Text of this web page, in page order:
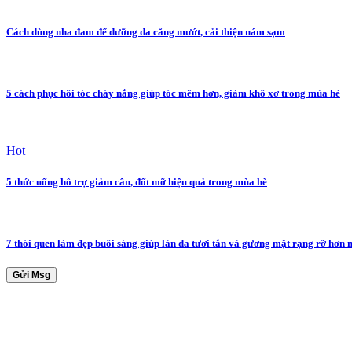
Cách dùng nha đam để dưỡng da căng mướt, cải thiện nám sạm
5 cách phục hồi tóc cháy nắng giúp tóc mềm hơn, giảm khô xơ trong mùa hè
Hot
5 thức uống hỗ trợ giảm cân, đốt mỡ hiệu quả trong mùa hè
7 thói quen làm đẹp buổi sáng giúp làn da tươi tắn và gương mặt rạng rỡ hơn
Gửi Msg